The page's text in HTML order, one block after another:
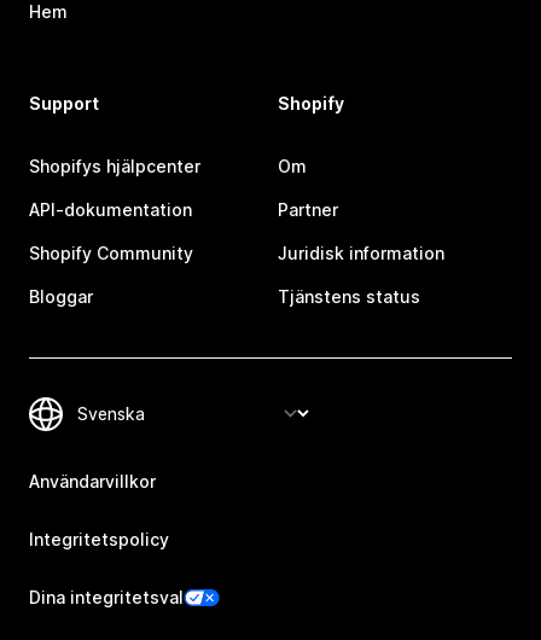
Hem
Support
Shopifys hjälpcenter
API-dokumentation
Shopify Community
Bloggar
Shopify
Om
Partner
Juridisk information
Tjänstens status
Användarvillkor
Integritetspolicy
Dina integritetsval